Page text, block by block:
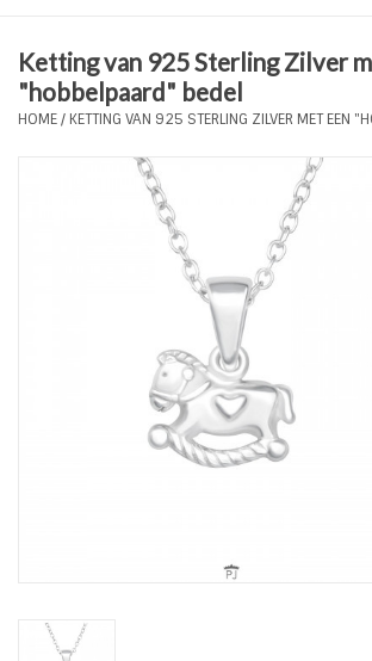
Plus Size Sieraden
Ketting van 925 Sterling Zilver
"hobbelpaard" bedel
HOME/ KETTING VAN 925 STERLING ZILVER MET EEN